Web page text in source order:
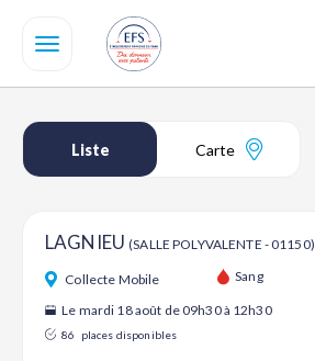
contenu
Liste Carte
LAGNIEU(SALLE POLYVALENTE - 01150)
Collecte Mobile Sang
Le mardi 18 août de 09h30 à 12h30
86 places disponibles